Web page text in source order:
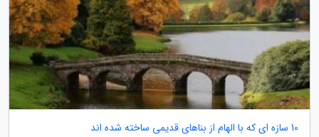
10 سازه ای که با الهام از بناهای قدیمی ساخته شده اند